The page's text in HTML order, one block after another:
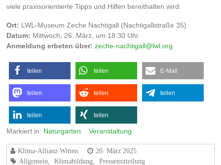
viele praxisorientierte Tipps und Hilfen bereithalten wird.
Ort: LWL-Museum Zeche Nachtigall (Nachtigallstraße 35)
Datum: Mittwoch, 26. März, um 18:30 Uhr
Anmeldung erbeten über: zeche-nachtigall@lwl.org
teilen teilen E-Mail
teilen teilen teilen
teilen teilen
Markiert in: Naturgarten Veranstaltung
Klima-Allianz Witten
20. März 2025
Allgemein
Klimabildung
Pressemitteilung